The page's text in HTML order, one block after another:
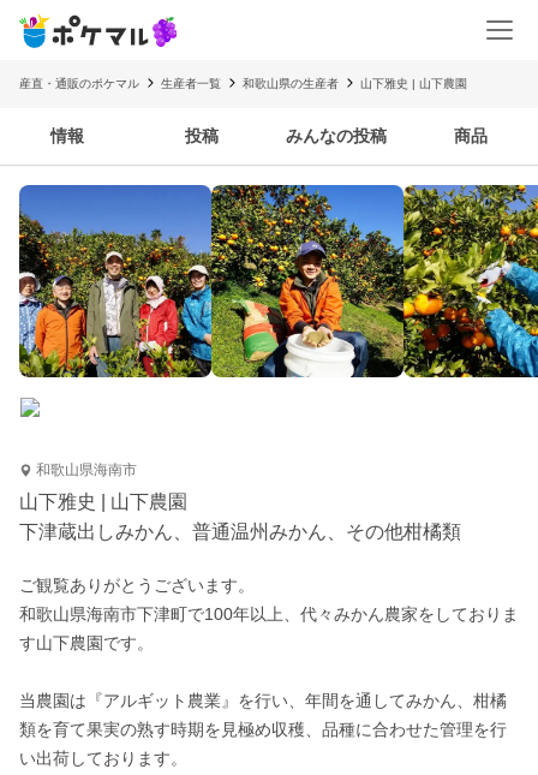
産直・通販のポケマル 生産者一覧 和歌山県の生産者 山下雅史 | 山下農園
情報 投稿 みんなの投稿 商品
和歌山県海南市
山下雅史 | 山下農園
下津蔵出しみかん、普通温州みかん、その他柑橘類
ご観覧ありがとうございます。
和歌山県海南市下津町で100年以上、代々みかん農家をしておりま
す山下農園です。
当農園は『アルギット農業』を行い、年間を通してみかん、柑橘
類を育て果実の熟す時期を見極め収穫、品種に合わせた管理を行
い出荷しております。